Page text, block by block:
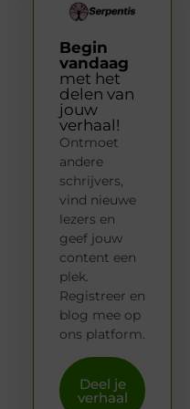
Begin
vandaag
met het
delen van
jouw
verhaal!
Ontmoet
andere
schrijvers,
vind nieuwe
lezers en
geef jouw
content een
plek.
Registreer en
blog mee op
ons platform.
Deel je
verhaal